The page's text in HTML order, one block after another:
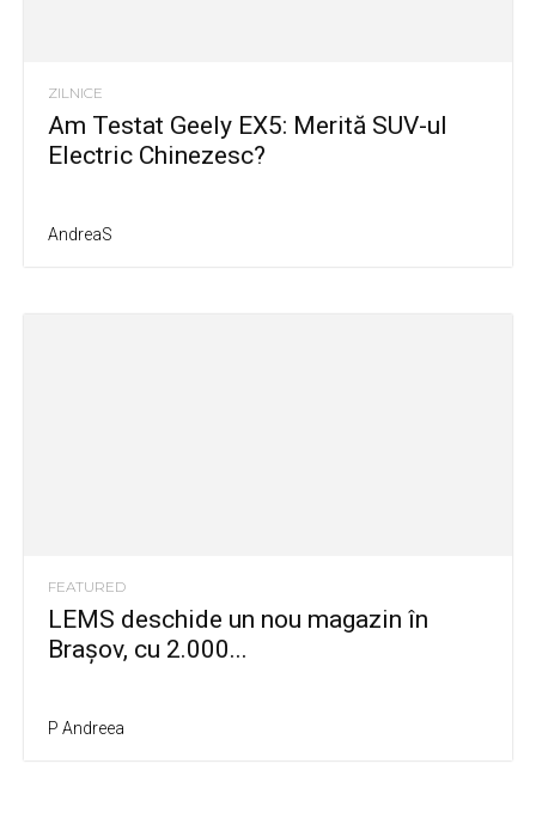
ZILNICE
Am Testat Geely EX5: Merită SUV-ul
Electric Chinezesc?
AndreaS
FEATURED
LEMS deschide un nou magazin în
Brașov, cu 2.000...
P Andreea